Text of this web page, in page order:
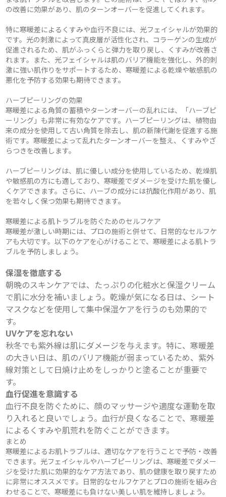
の改善に効果があり、肌のターンオーバーを促進してくれます。
特に寒暖差によるくすみや血行不良には、光フェイシャルが効果的
です。光の刺激によって真皮層が活性化され、コラーゲンの生成が
促進されるため、肌がふっくらと弾力を取り戻し、くすみが改善さ
れます。また、光フェイシャルは肌のバリア機能を強化し、外的刺
激に強い肌作りをサポートするため、寒暖差による乾燥や敏感肌の
悪化を予防する効果も期待できます。
ハーブピーリングの効果
寒暖差による角質の蓄積やターンオーバーの乱れには、「ハーブピ
ーリング」も非常に有効なケアです。ハーブピーリングは、植物由
来の成分を使用して古い角質を除去し、肌の新陳代謝を促進する施
術です。寒暖差によって乱れたターンオーバーを整え、くすみやざ
らつきを改善します。
ハーブピーリングは、肌に優しい成分を使用しているため、乾燥肌
や敏感肌の方にも適しており、寒暖差でダメージを受けた肌を優し
くケアできます。さらに、ハーブの成分には抗酸化作用があり、肌
を若々しく保つ効果も期待できます。
寒暖差による肌トラブルを防ぐためのセルフケア
寒暖差が激しい時期には、プロの施術と併せて、日常的なセルフケ
アも大切です。以下のケアを心がけることで、寒暖差による肌トラ
ブルを予防しましょう。
保湿を徹底する
朝晩のスキンケアでは、たっぷりの化粧水と保湿クリーム
で肌に水分を補いましょう。乾燥が気になる日は、シート
マスクなどを使用して集中保湿ケアを行うのも効果的で
す。
UVケアを忘れない
秋冬でも紫外線は肌にダメージを与えます。特に、寒暖差
の大きい日は、肌のバリア機能が弱まっているため、紫外
線対策として日焼け止めをしっかりと塗ることが重要で
す。
血行促進を意識する
血行不良を防ぐために、顔のマッサージや適度な運動を取
り入れると良いでしょう。血行が良くなることで、寒暖差
によるくすみや肌荒れを防ぐことができます。
まとめ
寒暖差によるお肌トラブルは、適切なケアを行うことで予防・改善
できます。光フェイシャルやハーブピーリングは、寒暖差でダメー
ジを受けた肌に効果的なケア方法であり、肌の健康を取り戻すため
に非常にオススメです。日常的なセルフケアとプロの施術を組み合
わせることで、寒暖差にも負けない美しい肌を維持しましょう。